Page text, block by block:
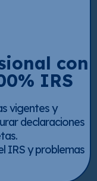
con
IRS
vigentes y
declaraciones
IRS y problemas